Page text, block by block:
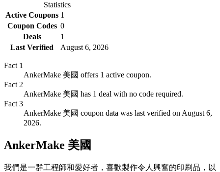
Statistics
Active Coupons 1
Coupon Codes 0
Deals
1
Last Verified
August 6, 2026
Fact 1
AnkerMake 美國 offers 1 active coupon.
Fact 2
AnkerMake 美國 has 1 deal with no code required.
Fact 3
AnkerMake 美國 coupon data was last verified on August 6,
2026.
AnkerMake 美國
我們是一群工程師和愛好者，喜歡製作令人興奮的印刷品，以